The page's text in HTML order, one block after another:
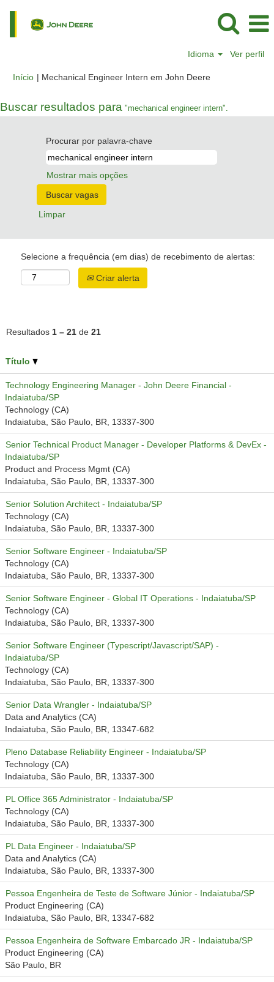
Idioma Ver perfil
Início | Mechanical Engineer Intern em John Deere(página
Buscar resultados para "mechanical engineer intern".
Procurar por palavra-chave
Mostrar mais opções
Limpar
Selecione a frequência (em dias) de recebimento de alertas:
Criar alerta
Resultados 1 – 21 de 21
Título
Technology Engineering Manager - John Deere Financial -
Indaiatuba/SP
Technology (CA)
Indaiatuba, São Paulo, BR, 13337-300
Senior Technical Product Manager - Developer Platforms & DevEx -
Indaiatuba/SP
Product and Process Mgmt (CA)
Indaiatuba, São Paulo, BR, 13337-300
Senior Solution Architect - Indaiatuba/SP
Technology (CA)
Indaiatuba, São Paulo, BR, 13337-300
Senior Software Engineer - Indaiatuba/SP
Technology (CA)
Indaiatuba, São Paulo, BR, 13337-300
Senior Software Engineer - Global IT Operations - Indaiatuba/SP
Technology (CA)
Indaiatuba, São Paulo, BR, 13337-300
Senior Software Engineer (Typescript/Javascript/SAP) -
Indaiatuba/SP
Technology (CA)
Indaiatuba, São Paulo, BR, 13337-300
Senior Data Wrangler - Indaiatuba/SP
Data and Analytics (CA)
Indaiatuba, São Paulo, BR, 13347-682
Pleno Database Reliability Engineer - Indaiatuba/SP
Technology (CA)
Indaiatuba, São Paulo, BR, 13337-300
PL Office 365 Administrator - Indaiatuba/SP
Technology (CA)
Indaiatuba, São Paulo, BR, 13337-300
PL Data Engineer - Indaiatuba/SP
Data and Analytics (CA)
Indaiatuba, São Paulo, BR, 13337-300
Pessoa Engenheira de Teste de Software Júnior - Indaiatuba/SP
Product Engineering (CA)
Indaiatuba, São Paulo, BR, 13347-682
Pessoa Engenheira de Software Embarcado JR - Indaiatuba/SP
Product Engineering (CA)
São Paulo, BR